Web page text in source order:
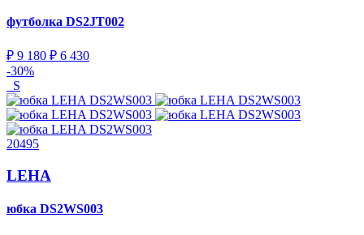
футболка DS2JT002
₽ 9 180 ₽ 6 430
-30%
S
20495
LEHA
юбка DS2WS003